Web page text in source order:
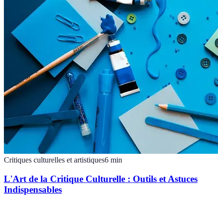
Critiques culturelles et artistiques6 min
L'Art de la Critique Culturelle : Outils et Astuces
Indispensables